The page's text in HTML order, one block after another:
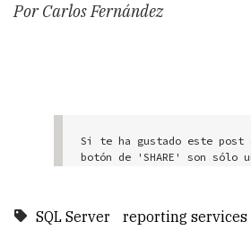
Por Carlos Fernández
Si te ha gustado este post
SQL Server reporting services